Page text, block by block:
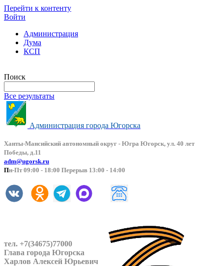
Перейти к контенту
Войти
Администрация
Дума
КСП
Поиск
Все результаты
Администрация города Югорска
Ханты-Мансийский автономный округ - Югра Югорск, ул. 40 лет
Победы, д.11
adm@ugorsk.ru
Пн-Пт 09:00 - 18:00 Перерыв 13:00 - 14:00
тел. +7(34675)77000
Глава города Югорска
Харлов Алексей Юрьевич